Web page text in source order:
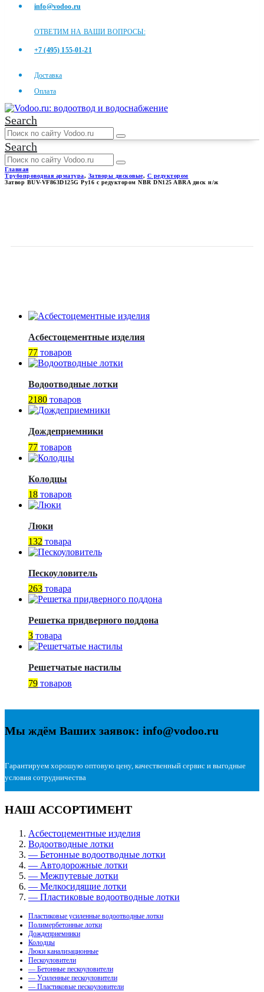
info@vodoo.ru
ОТВЕТИМ НА ВАШИ ВОПРОСЫ:
+7 (495) 155-01-21
Доставка
Оплата
Search
Search
Главная
Трубопроводная арматура, Затворы дисковые, С редуктором
Затвор BUV-VF863D125G Ру16 с редуктором NBR DN125 ABRA диск н/ж
Асбестоцементные изделия
77 товаров
Водоотводные лотки
2180 товаров
Дождеприемники
77 товаров
Колодцы
18 товаров
Люки
132 товара
Пескоуловитель
263 товара
Решетка придверного поддона
3 товара
Решетчатые настилы
79 товаров
Мы ждём Ваших заявок: info@vodoo.ru
Гарантируем хорошую оптовую цену, качественный сервис и выгодные
условия сотрудничества
НАШ АССОРТИМЕНТ
Асбестоцементные изделия
Водоотводные лотки
— Бетонные водоотводные лотки
— Автодорожные лотки
— Межпутевые лотки
— Мелкосидящие лотки
— Пластиковые водоотводные лотки
Пластиковые усиленные водоотводные лотки
Полимербетонные лотки
Дождеприемники
Колодцы
Люки канализационные
Пескоуловители
— Бетонные пескоуловители
— Усиленные пескоуловители
— Пластиковые пескоуловители